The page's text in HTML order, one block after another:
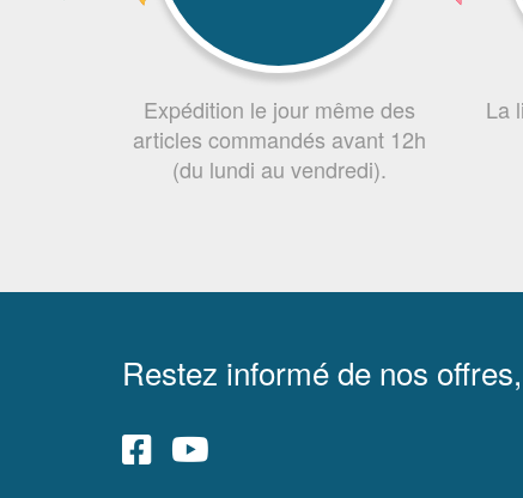
Expédition le jour même des
articles commandés avant 12h
(du lundi au vendredi).
La
Restez informé de nos